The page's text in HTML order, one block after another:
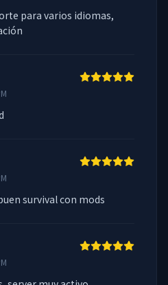
para varios idiomas,
survival con mods